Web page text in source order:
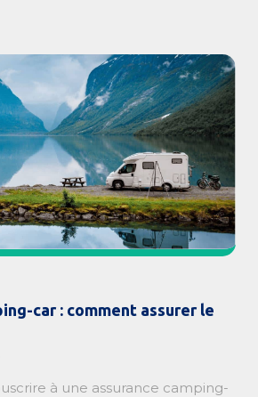
car : comment assurer le
à une assurance camping-